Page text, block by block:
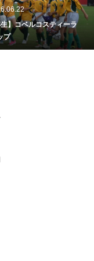
】コベルコスティーラ
プ